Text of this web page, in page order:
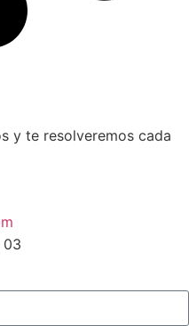
y te resolveremos cada